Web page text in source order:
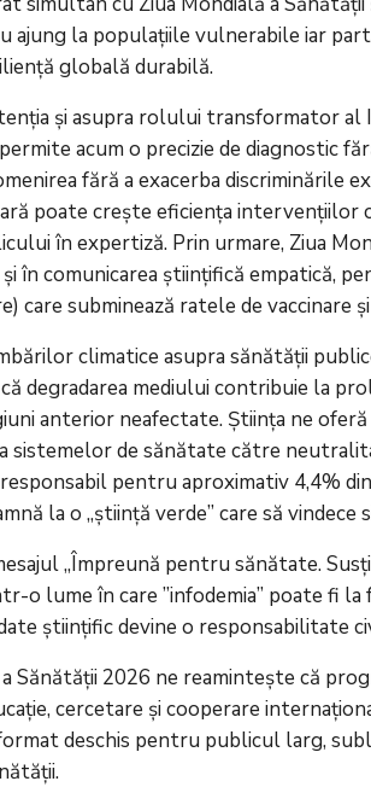
ajung la populațiile vulnerabile iar
globală durabilă.
și asupra rolului transformator
acum o precizie de diagnostic
fără a exacerba
poate crește eficiența intervențiilor
în expertiză. Prin urmare, Ziua
în comunicarea științifică empatică,
care subminează ratele de
climatice asupra sănătății
degradarea mediului contribuie la
anterior neafectate. Știința ne
sistemelor de sănătate către
pentru aproximativ 4,4%
la o „știință verde” care să
„Împreună pentru sănătate.
o lume în care ”infodemia” poate fi
științific devine o responsabilitate
a Sănătății 2026 ne reamintește că
cercetare și cooperare
deschis pentru publicul larg,